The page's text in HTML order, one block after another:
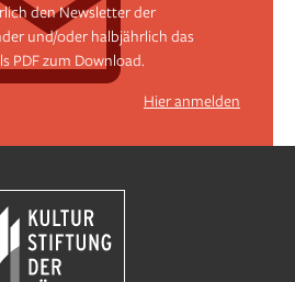
den Newsletter der
und/oder halbjährlich das
PDF zum Download.
Hier anmelden